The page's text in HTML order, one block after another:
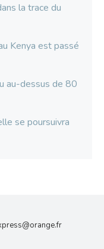
la trace du
Kenya est passé
au-dessus de 80
se poursuivra